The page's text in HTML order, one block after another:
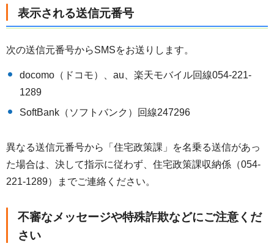
表示される送信元番号
次の送信元番号からSMSをお送りします。
docomo（ドコモ）、au、楽天モバイル回線054-221-
1289
SoftBank（ソフトバンク）回線247296
異なる送信元番号から「住宅政策課」を名乗る送信があっ
た場合は、決して指示に従わず、住宅政策課収納係（054-
221-1289）までご連絡ください。
不審なメッセージや特殊詐欺などにご注意くだ
さい